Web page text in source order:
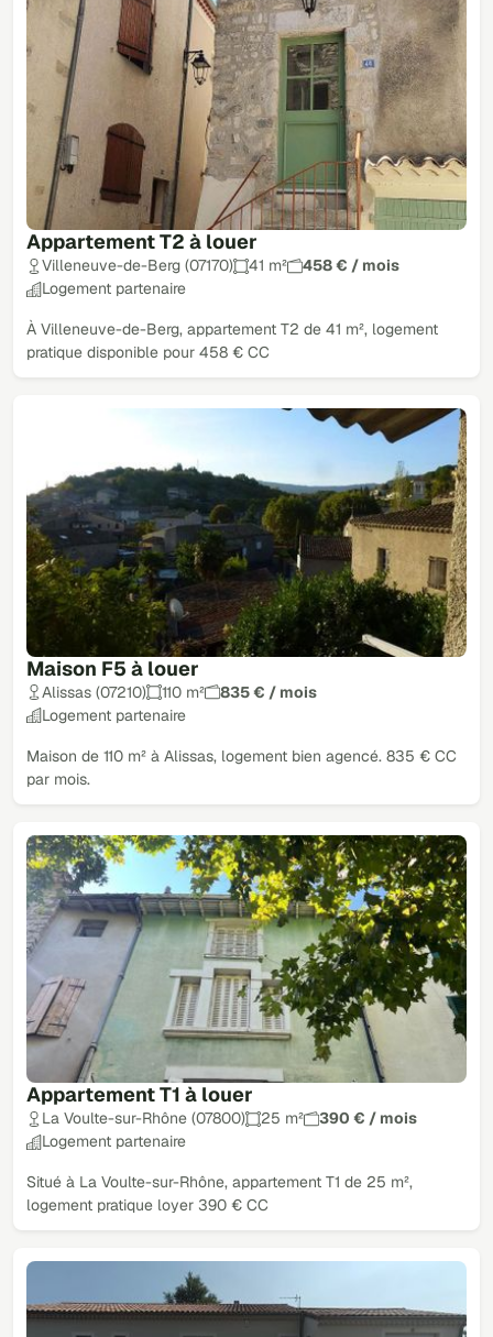
Appartement T2 à louer
Villeneuve-de-Berg (07170) 41 m²
458 € / mois
Logement partenaire
À Villeneuve-de-Berg, appartement T2 de 41 m², logement
pratique disponible pour 458 € CC
Maison F5 à louer
Alissas (07210) 110 m²
835 € / mois
Logement partenaire
Maison de 110 m² à Alissas, logement bien agencé. 835 € CC
par mois.
Appartement T1 à louer
La Voulte-sur-Rhône (07800) 25 m²
390 € / mois
Logement partenaire
Situé à La Voulte-sur-Rhône, appartement T1 de 25 m²,
logement pratique loyer 390 € CC